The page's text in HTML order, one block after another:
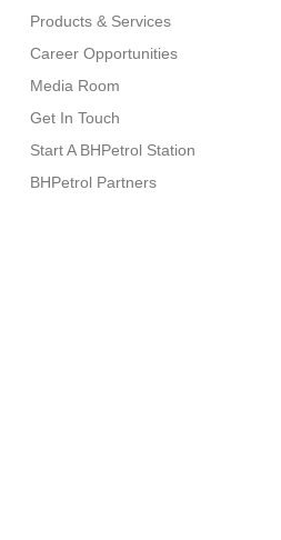
Products & Services
Career Opportunities
Media Room
Get In Touch
Start A BHPetrol Station
BHPetrol Partners